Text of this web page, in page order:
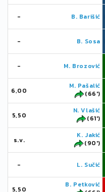
- B. Barišić
- B. Sosa
- M. Brozović
6,00
M. Pašalić
(66')
5,50
N. Vlašić
(61')
s.v.
K. Jakić
(90')
- L. Sučić
5,50
B. Petković